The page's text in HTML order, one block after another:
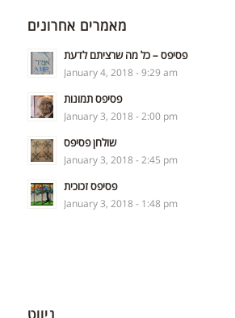
מאמרים אחרונים
פסיפס – כל מה שרציתם לדעת
January 4, 2018 - 9:29 am
פסיפס תמונות
January 3, 2018 - 2:00 pm
שולחן פסיפס
January 3, 2018 - 2:45 pm
פסיפס זכוכית
January 3, 2018 - 1:48 pm